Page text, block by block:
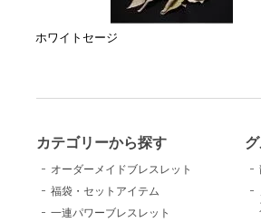
ホワイトセージ
カテゴリーから探す
オーダーメイドブレスレット
福袋・セットアイテム
一連パワーブレスレット